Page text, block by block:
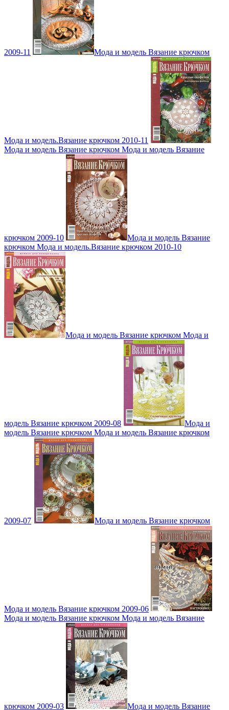
2009-11 Мода и модель Вязание крючком
Мода и модель.Вязание крючком 2010-11
Мода и модель Вязание крючком Мода и модель Вязание
крючком 2009-10
Мода и модель Вязание
крючком Мода и модель.Вязание крючком 2010-10
Мода и модель Вязание крючком Мода и
модель Вязание крючком 2009-08
Мода и
модель Вязание крючком Мода и модель Вязание крючком
2009-07 Мода и модель Вязание крючком
Мода и модель Вязание крючком 2009-06
Мода и модель Вязание крючком Мода и модель Вязание
крючком 2009-03
Мода и модель Вязание